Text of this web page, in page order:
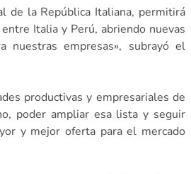
de la República Italiana, permitirá
Italia y Perú, abriendo nuevas
nuestras empresas», subrayó el
productivas y empresariales de
poder ampliar esa lista y seguir
y mejor oferta para el mercado